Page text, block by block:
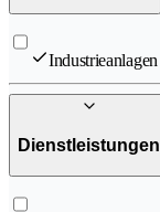
Industrieanlagen
Dienstleistungen